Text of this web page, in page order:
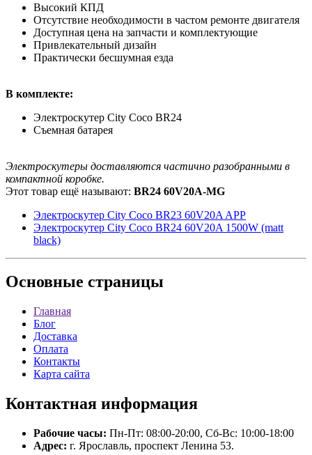
Высокий КПД
Отсутствие необходимости в частом ремонте двигателя
Доступная цена на запчасти и комплектующие
Привлекательный дизайн
Практически бесшумная езда
В комплекте:
Электроскутер City Coco BR24
Съемная батарея
Электроскутеры доставляются частично разобранными в
компактной коробке.
Этот товар ещё называют: BR24 60V20A-MG
Электроскутер City Coco BR23 60V20A APP
Электроскутер City Coco BR24 60V20A 1500W (matt
black)
Основные страницы
Главная
Блог
Доставка
Оплата
Контакты
Карта сайта
Контактная информация
Рабочие часы: Пн-Пт: 08:00-20:00, Сб-Вс: 10:00-18:00
Адрес: г. Ярославль, проспект Ленина 53.